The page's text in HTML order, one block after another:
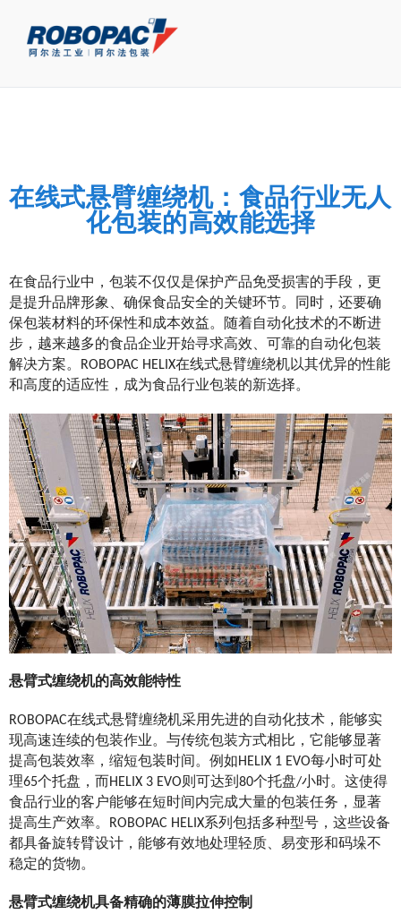
在线式悬臂缠绕机：食品行业无人
化包装的高效能选择
在食品行业中，包装不仅仅是保护产品免受损害的手段，更
是提升品牌形象、确保食品安全的关键环节。同时，还要确
保包装材料的环保性和成本效益。随着自动化技术的不断进
步，越来越多的食品企业开始寻求高效、可靠的自动化包装
解决方案。ROBOPAC HELIX在线式悬臂缠绕机以其优异的性能
和高度的适应性，成为食品行业包装的新选择。
悬臂式缠绕机的高效能特性
ROBOPAC在线式悬臂缠绕机采用先进的自动化技术，能够实
现高速连续的包装作业。与传统包装方式相比，它能够显著
提高包装效率，缩短包装时间。 例如HELIX 1 EVO每小时可处
理65个托盘，而HELIX 3 EVO则可达到80个托盘/小时。这使得
食品行业的客户能够在短时间内完成大量的包装任务，显著
提高生产效率。
ROBOPAC HELIX系列包括多种型号，这些设备
都具备旋转臂设计，能够有效地处理轻质、易变形和码垛不
稳定的货物。
悬臂式缠绕机具备精确的薄膜拉伸控制